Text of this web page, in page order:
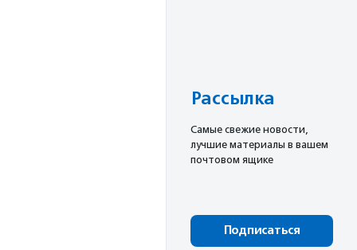
Рассылка
Cамые свежие новости,
лучшие материалы в вашем
почтовом ящике
Подписаться